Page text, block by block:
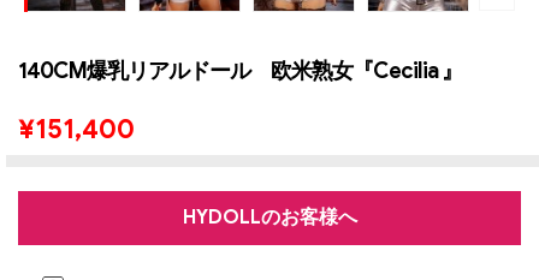
140CM爆乳リアルドール 欧米熟女『Cecilia 』
¥151,400
HYDOLLのお客様へ